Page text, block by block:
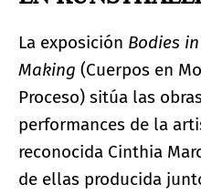
La exposición Bodies
Making (Cuerpos en
Proceso) sitúa las
performances de la
reconocida Cinthia
de ellas producida